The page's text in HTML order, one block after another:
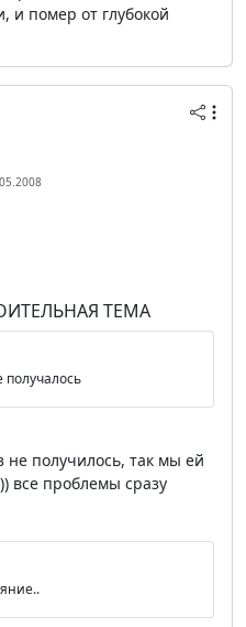
и помер от глубокой
ТЕМА
получилось, так мы ей
все проблемы сразу